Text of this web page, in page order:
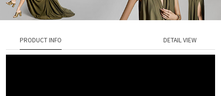
PRODUCT INFO DETAIL VIEW